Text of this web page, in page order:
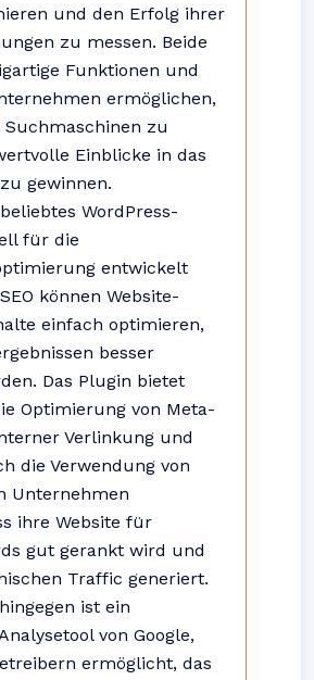
und den Erfolg ihrer
zu messen. Beide
Funktionen und
ermöglichen,
zu
Einblicke in das
gewinnen.
WordPress-
für die
entwickelt
können Website-
einfach optimieren,
besser
Das Plugin bietet
Optimierung von Meta-
Verlinkung und
die Verwendung von
Unternehmen
ihre Website für
gut gerankt wird und
Traffic generiert.
ist ein
von Google,
ermöglicht, das